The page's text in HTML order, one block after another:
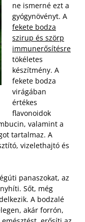
ne ismerné ezt a
gyógynövényt. A
fekete bodza
szirup és szörp
immunerősítésre
tökéletes
készítmény. A
fekete bodza
virágában
értékes
flavonoidok
valamint a
tartalmaz. A
vizelethajtó és
panaszokat, az
Sőt, még
A bodzalé
akár forrón,